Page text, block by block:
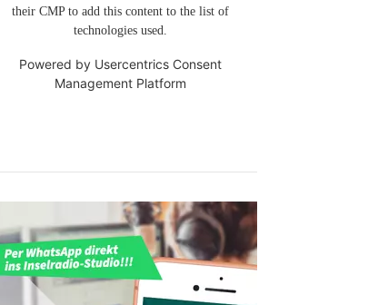
their CMP to add this content to the list of
technologies used.
Powered by Usercentrics Consent
Management Platform